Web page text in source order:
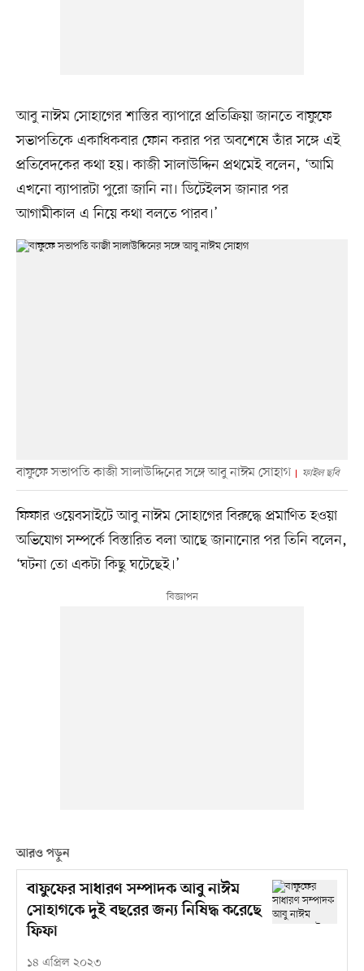
আবু নাঈম সোহাগের শাস্তির ব্যাপারে প্রতিক্রিয়া জানতে বাফুফে
সভাপতিকে একাধিকবার ফোন করার পর অবশেষে তাঁর সঙ্গে এই
প্রতিবেদকের কথা হয়। কাজী সালাউদ্দিন প্রথমেই বলেন, ‘আমি
এখনো ব্যাপারটা পুরো জানি না। ডিটেইলস জানার পর
আগামীকাল এ নিয়ে কথা বলতে পারব।’
বাফুফে সভাপতি কাজী সালাউদ্দিনের সঙ্গে আবু নাঈম সোহাগ ফাইল ছবি
ফিফার ওয়েবসাইটে আবু নাঈম সোহাগের বিরুদ্ধে প্রমাণিত হওয়া
অভিযোগ সম্পর্কে বিস্তারিত বলা আছে জানানোর পর তিনি বলেন,
‘ঘটনা তো একটা কিছু ঘটেছেই।’
আরও পড়ুন
বাফুফের সাধারণ সম্পাদক আবু নাঈম
সোহাগকে দুই বছরের জন্য নিষিদ্ধ করেছে
ফিফা
১৪ এপ্রিল ২০২৩